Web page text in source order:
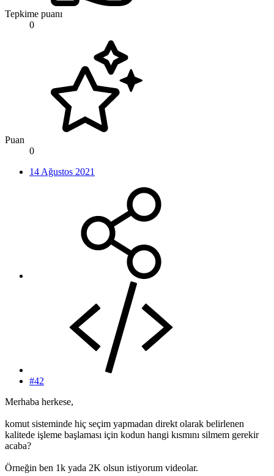
Tepkime puanı
0
Puan
0
14 Ağustos 2021
#42
Merhaba herkese,
komut sisteminde hiç seçim yapmadan direkt olarak belirlenen
kalitede işleme başlaması için kodun hangi kısmını silmem gerekir
acaba?
Örneğin ben 1k yada 2K olsun istiyorum videolar.